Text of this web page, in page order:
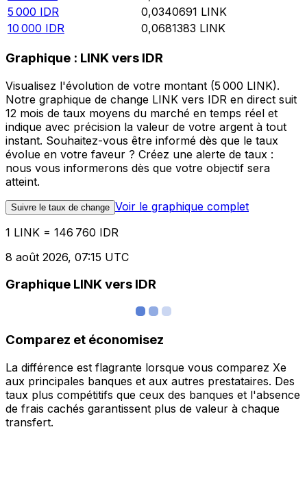
5 000 IDR 0,0340691 LINK
10 000 IDR 0,0681383 LINK
Graphique : LINK vers IDR
Visualisez l'évolution de votre montant (5 000 LINK).
Notre graphique de change LINK vers IDR en direct suit
12 mois de taux moyens du marché en temps réel et
indique avec précision la valeur de votre argent à tout
instant. Souhaitez-vous être informé dès que le taux
évolue en votre faveur ? Créez une alerte de taux :
nous vous informerons dès que votre objectif sera
atteint.
Suivre le taux de change Voir le graphique complet
1 LINK = 146 760 IDR
8 août 2026, 07:15 UTC
Graphique LINK vers IDR
Comparez et économisez
La différence est flagrante lorsque vous comparez Xe
aux principales banques et aux autres prestataires. Des
taux plus compétitifs que ceux des banques et l'absence
de frais cachés garantissent plus de valeur à chaque
transfert.